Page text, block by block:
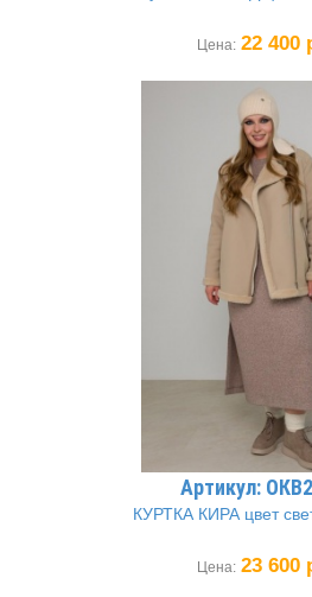
Цена: 22 400
Артикул:
КУРТКА КИРА цвет
Цена: 23 600